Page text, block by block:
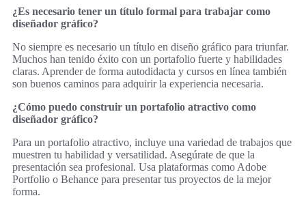
¿Es necesario tener un título formal para trabajar como
diseñador gráfico?
No siempre es necesario un título en diseño gráfico para triunfar.
Muchos han tenido éxito con un portafolio fuerte y habilidades
claras. Aprender de forma autodidacta y cursos en línea también
son buenos caminos para adquirir la experiencia necesaria.
¿Cómo puedo construir un portafolio atractivo como
diseñador gráfico?
Para un portafolio atractivo, incluye una variedad de trabajos que
muestren tu habilidad y versatilidad. Asegúrate de que la
presentación sea profesional. Usa plataformas como Adobe
Portfolio o Behance para presentar tus proyectos de la mejor
forma.